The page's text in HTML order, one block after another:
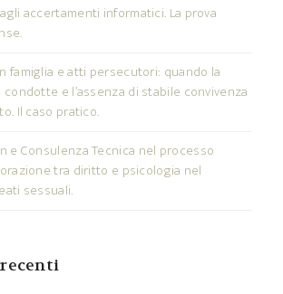
accertamenti informatici. La prova
famiglia e atti persecutori: quando la
e l’assenza di stabile convivenza
Il caso pratico.
e Consulenza Tecnica nel processo
tra diritto e psicologia nel
sessuali.